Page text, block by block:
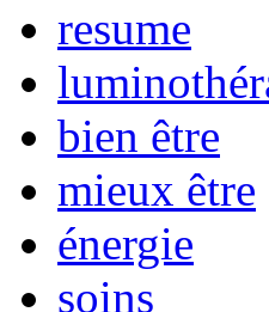
resume
bien être
mieux être
énergie
soins